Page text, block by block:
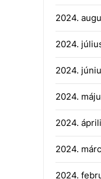
2024.
2024.
2024.
2024.
2024.
2024.
2024.